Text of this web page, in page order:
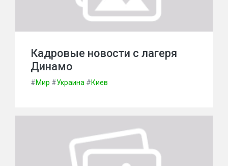
Кадровые новости с лагеря
Динамо
#Мир #Украина #Киев